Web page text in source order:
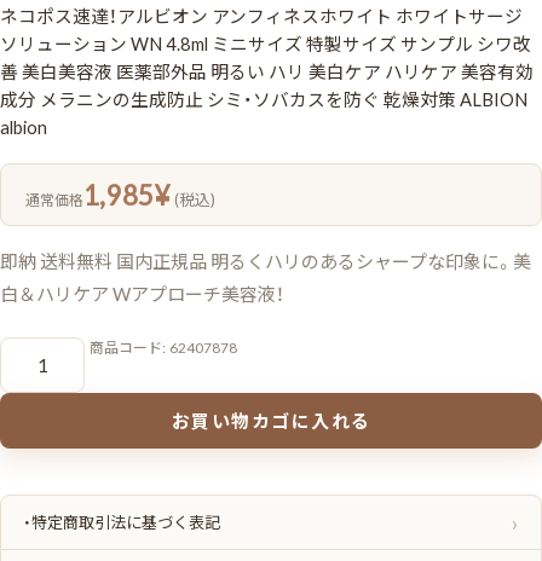
ネコポス速達！アルビオン アンフィネスホワイト ホワイトサージ
ソリューション WN 4.8ml ミニサイズ 特製サイズ サンプル シワ改
善 美白美容液 医薬部外品 明るい ハリ 美白ケア ハリケア 美容有効
成分 メラニンの生成防止 シミ・ソバカスを防ぐ 乾燥対策 ALBION
albion
通常価格1,985¥ (税込)
即納 送料無料 国内正規品 明るくハリのあるシャープな印象に。美
白＆ハリケア Wアプローチ美容液！
ネ
ス
ア
オ
ン
商品コード: 62407878
お買い物カゴに入れる
・特定商取引法に基づく表記